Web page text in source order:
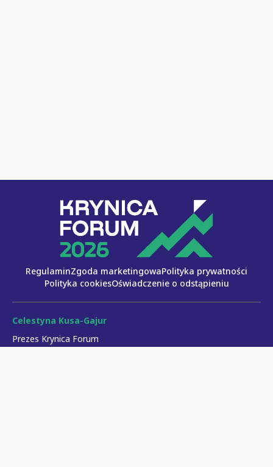
RegulaminZgoda marketingowaPolityka prywatności
Polityka cookiesOświadczenie o odstąpieniu
Celestyna Kusa-Gajur
Prezes Krynica Forum